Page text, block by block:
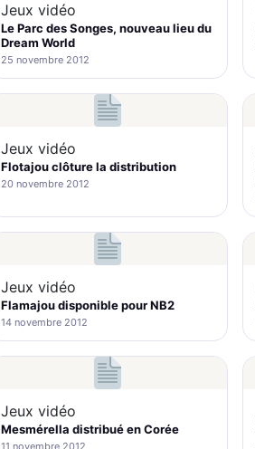
Jeux vidéo
Le Parc des Songes, nouveau lieu du
Dream World
25 novembre 2012
Jeux vidéo
Flotajou clôture la distribution
20 novembre 2012
Jeux vidéo
Flamajou disponible pour NB2
14 novembre 2012
Jeux vidéo
Mesmérella distribué en Corée
11 novembre 2012